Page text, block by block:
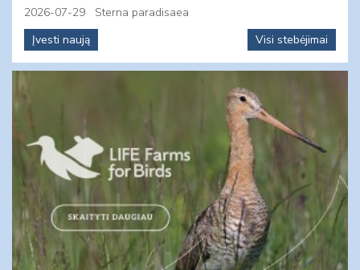
2026-07-29
Sterna paradisaea
Įvesti naują
Visi stebėjimai